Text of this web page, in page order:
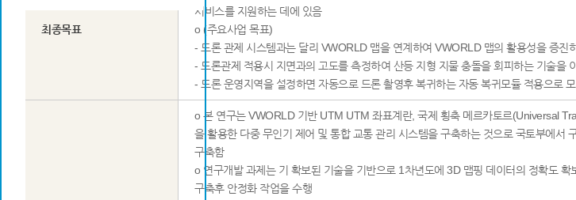
최종목표
서비스를 지원하는 데에 있음
o (주요사업 목표)
- 드론 관제 시스템과는 달리 VWORLD 맵을 연계하여 VWORLD 맵의 활용성을 증진
- 드론관제 적용시 지면과의 고도를 측정하여 산등 지형 지물 충돌을 회피하는 기술을
- 드론 운영지역을 설정하면 자동으로 드론 촬영후 복귀하는 자동 복귀모듈 적용으로
o 본 연구는 VWORLD 기반 UTM UTM 좌표계란, 국제 횡축 메르카토르(Universal
을 활용한 다중 무인기 제어 및 통합 교통 관리 시스템을 구축하는 것으로 국토부에
구축함
o 연구개발 과제는 기 확보된 기술을 기반으로 1차년도에 3D 맵핑 데이터의 정확도
구축후 안정화 작업을 수행